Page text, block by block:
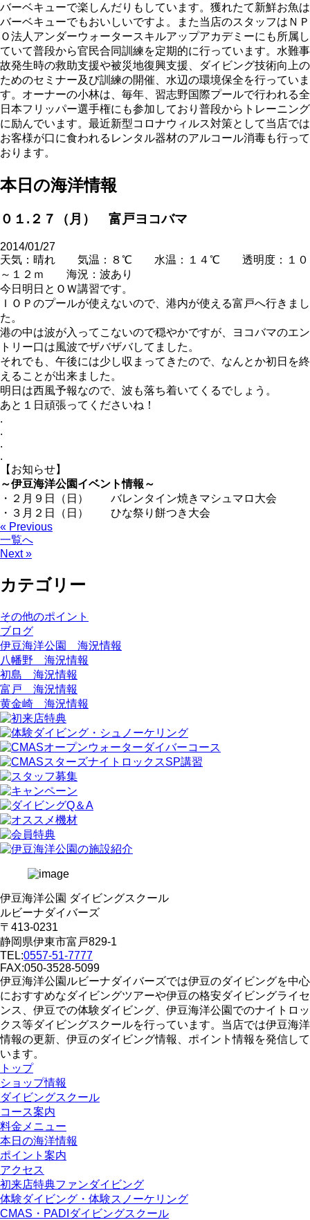
バーベキューで楽しんだりもしています。獲れたて新鮮お魚は
バーベキューでもおいしいですよ。また当店のスタッフはＮＰ
Ｏ法人アンダーウォータースキルアップアカデミーにも所属し
ていて普段から官民合同訓練を定期的に行っています。水難事
故発生時の救助支援や被災地復興支援、ダイビング技術向上の
ためのセミナー及び訓練の開催、水辺の環境保全を行っていま
す。オーナーの小林は、毎年、習志野国際プールで行われる全
日本フリッパー選手権にも参加しており普段からトレーニング
に励んでいます。最近新型コロナウィルス対策として当店では
お客様が口に食われるレンタル器材のアルコール消毒も行って
おります。
本日の海洋情報
０１.２７（月） 富戸ヨコバマ
2014/01/27
天気：晴れ 気温：８℃ 水温：１４℃ 透明度：１０
～１２ｍ 海況：波あり
今日明日とＯＷ講習です。
ＩＯＰのプールが使えないので、港内が使える富戸へ行きまし
た。
港の中は波が入ってこないので穏やかですが、ヨコバマのエン
トリー口は風波でザバザバしてました。
それでも、午後には少し収まってきたので、なんとか初日を終
えることが出来ました。
明日は西風予報なので、波も落ち着いてくるでしょう。
あと１日頑張ってくださいね！
.
.
.
.
【お知らせ】
～伊豆海洋公園イベント情報～
・２月９日（日） バレンタイン焼きマシュマロ大会
・３月２日（日） ひな祭り餅つき大会
« Previous
一覧へ
Next »
カテゴリー
その他のポイント
ブログ
伊豆海洋公園 海況情報
八幡野 海況情報
初島 海況情報
富戸 海況情報
黄金崎 海況情報
伊豆海洋公園 ダイビングスクール
ルビーナダイバーズ
〒413-0231
静岡県伊東市富戸829-1
TEL:0557-51-7777
FAX:050-3528-5099
伊豆海洋公園ルビーナダイバーズでは伊豆のダイビングを中心
におすすめなダイビングツアーや伊豆の格安ダイビングライセ
ンス、伊豆での体験ダイビング、伊豆海洋公園でのナイトロッ
クス等ダイビングスクールを行っています。当店では伊豆海洋
情報の更新、伊豆のダイビング情報、ポイント情報を発信して
います。
トップ
ショップ情報
ダイビングスクール
コース案内
料金メニュー
本日の海洋情報
ポイント案内
アクセス
初来店特典ファンダイビング
体験ダイビング・体験スノーケリング
CMAS・PADIダイビングスクール